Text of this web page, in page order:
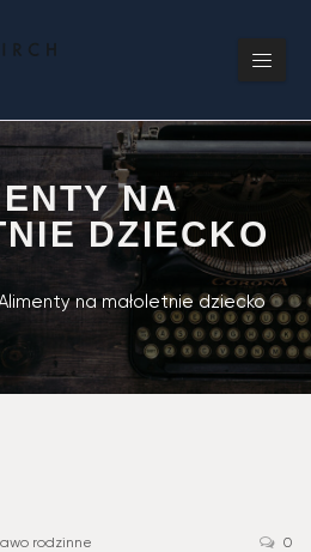
NA
DZIECKO
na małoletnie dziecko
rodzinne 0